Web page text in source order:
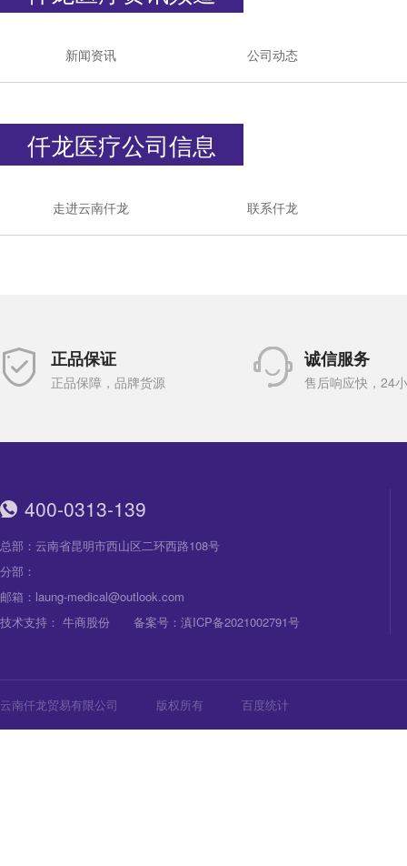
新闻资讯 公司动态
仟龙医疗公司信息
走进云南仟龙 联系仟龙
正品保证
正品保障，品牌货源
诚信服务
售后响应快，24
400-0313-139
总部：云南省昆明市西山区二环西路108号
分部：
邮箱：laung-medical@outlook.com
技术支持： 牛商股份 备案号： 滇ICP备2021002791号
云南仟龙贸易有限公司 版权所有 百度统计